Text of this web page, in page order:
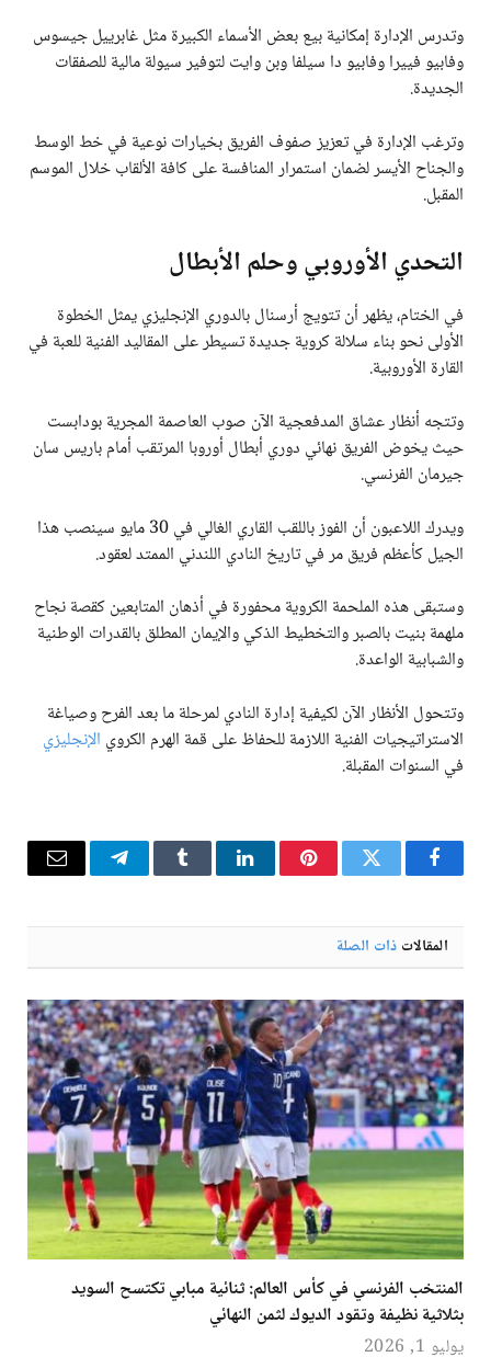
وتدرس الإدارة إمكانية بيع بعض الأسماء الكبيرة مثل غابرييل جيسوس
وفابيو فييرا وفابيو دا سيلفا وبن وايت لتوفير سيولة مالية للصفقات
الجديدة.
وترغب الإدارة في تعزيز صفوف الفريق بخيارات نوعية في خط الوسط
والجناح الأيسر لضمان استمرار المنافسة على كافة الألقاب خلال الموسم
المقبل.
التحدي الأوروبي وحلم الأبطال
في الختام، يظهر أن تتويج أرسنال بالدوري الإنجليزي يمثل الخطوة
الأولى نحو بناء سلالة كروية جديدة تسيطر على المقاليد الفنية للعبة في
القارة الأوروبية.
وتتجه أنظار عشاق المدفعجية الآن صوب العاصمة المجرية بودابست
حيث يخوض الفريق نهائي دوري أبطال أوروبا المرتقب أمام باريس سان
جيرمان الفرنسي.
ويدرك اللاعبون أن الفوز باللقب القاري الغالي في 30 مايو سينصب هذا
الجيل كأعظم فريق مر في تاريخ النادي اللندني الممتد لعقود.
وستبقى هذه الملحمة الكروية محفورة في أذهان المتابعين كقصة نجاح
ملهمة بنيت بالصبر والتخطيط الذكي والإيمان المطلق بالقدرات الوطنية
والشبابية الواعدة.
وتتحول الأنظار الآن لكيفية إدارة النادي لمرحلة ما بعد الفرح وصياغة
الاستراتيجيات الفنية اللازمة للحفاظ على قمة الهرم الكروي الإنجليزي
في السنوات المقبلة.
فيسبوكتويتر بينتيريستلينكدإن Tumblr تيلقرام البريد
المقالات ذات الصلة
المنتخب الفرنسي في كأس العالم: ثنائية مبابي تكتسح السويد
بثلاثية نظيفة وتقود الديوك لثمن النهائي
يوليو 1, 2026